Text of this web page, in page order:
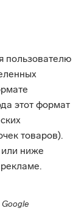
пользователю
этот формат
товаров).
ниже